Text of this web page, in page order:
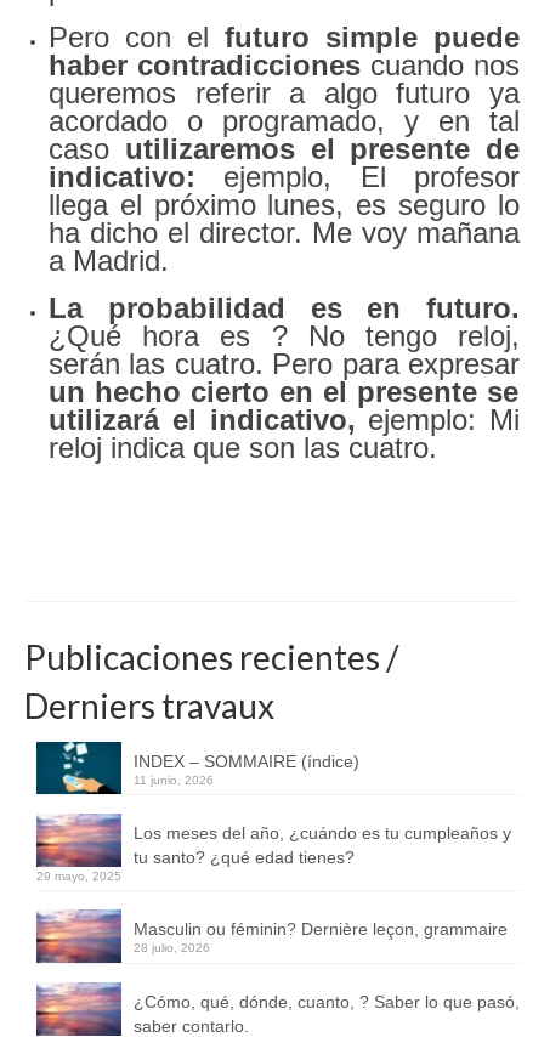
Pero con el futuro simple puede
haber contradicciones cuando nos
queremos referir a algo futuro ya
acordado o programado, y en tal
caso utilizaremos el presente de
indicativo: ejemplo, El profesor
llega el próximo lunes, es seguro lo
ha dicho el director. Me voy mañana
a Madrid.
La probabilidad es en futuro.
¿Qué hora es ? No tengo reloj,
serán las cuatro. Pero para expresar
un hecho cierto en el presente se
utilizará el indicativo,ejemplo: Mi
reloj indica que son las cuatro.
Publicaciones recientes /
Derniers travaux
INDEX – SOMMAIRE (índice)
11 junio, 2026
Los meses del año, ¿cuándo es tu cumpleaños y
tu santo? ¿qué edad tienes?
29 mayo, 2025
Masculin ou féminin? Dernière leçon, grammaire
28 julio, 2026
¿Cómo, qué, dónde, cuanto, ? Saber lo que pasó,
saber contarlo.